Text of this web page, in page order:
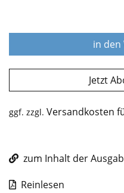
in den
Jetzt
ggf. zzgl. Versandkosten
zum Inhalt der
Reinlesen